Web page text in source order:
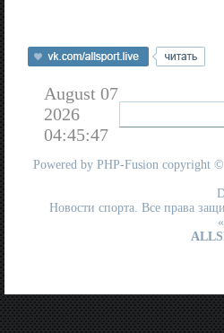
August 07
2026
04:45:47
Powered by PHP-Fusion copyright ©
Новости спорта. Все права